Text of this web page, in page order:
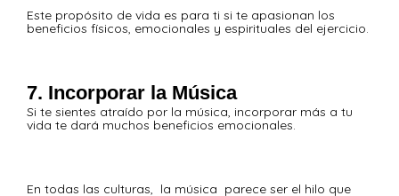
Este propósito de vida es para ti si te apasionan los
beneficios físicos, emocionales y espirituales del ejercicio.
7. Incorporar la Música
Si te sientes atraído por la música, incorporar más a tu
vida te dará muchos beneficios emocionales.
En todas las culturas, la música parece ser el hilo que